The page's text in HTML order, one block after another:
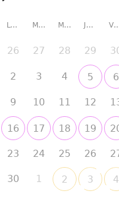
LUNDI MARDI MERCREDI JEUDI
26 27 28 29
2 3 4 5 6
9 10 11 12
16 17 18 19
23 24 25 26
30 1 2 3 4